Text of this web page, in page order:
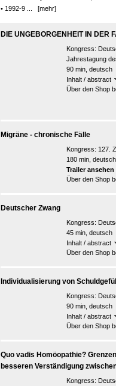
• 1992-9 ... [mehr]
DIE UNGEBORGENHEIT IN DER
Kongress:
Jahrestagung
90 min, deutsch
Inhalt / abstract
Über den Shop
Migräne - chronische Fälle
Kongress: 127.
180 min, deutsch
Trailer ansehen
Über den Shop
Deutscher Zwang
Kongress:
45 min, deutsch
Inhalt / abstract
Über den Shop
Individualisierung von
Kongress:
90 min, deutsch
Inhalt / abstract
Über den Shop
Quo vadis Homöopathie?
besseren Verständigung
Kongress: